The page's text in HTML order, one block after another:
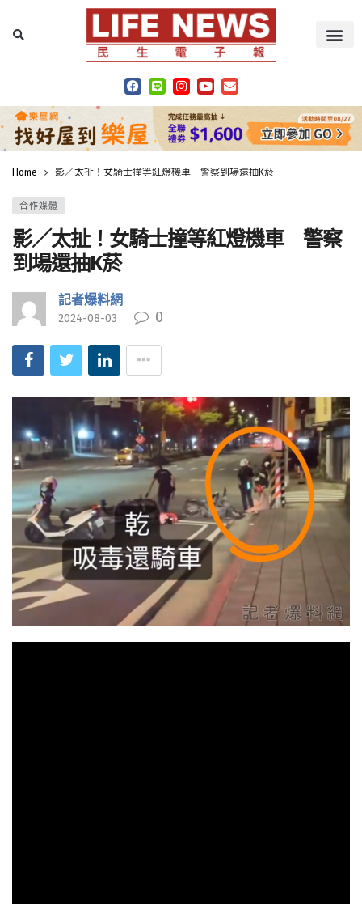
Home 影／太扯！女騎士撞等紅燈機車 警察到場還抽K菸
合作媒體
影／太扯！女騎士撞等紅燈機車 警察
到場還抽K菸
記者爆料網
2024-08-03 0